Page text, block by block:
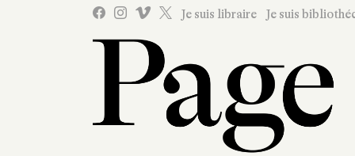
Je suis libraire Je suis